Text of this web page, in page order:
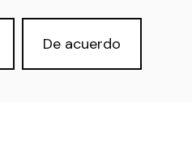
De acuerdo